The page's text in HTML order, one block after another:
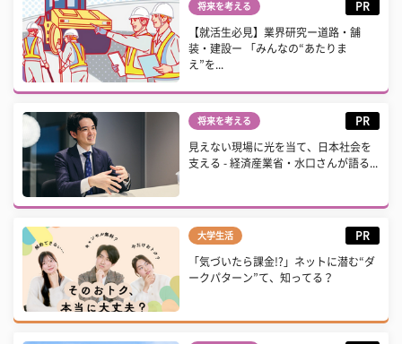
将来を考える PR
【就活生必見】業界研究ー道路・舗
装・建設ー 「みんなの“あたりま
え”を...
将来を考える PR
見えない現場に光を当て、日本社会を
支える - 経済産業省・水口さんが語る...
大学生活 PR
「気づいたら課金!?」ネットに潜む“ダ
ークパターン”て、知ってる？